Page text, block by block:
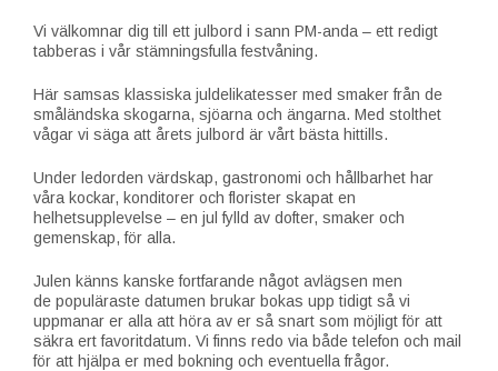
Vi välkomnar dig till ett julbord i sann PM-anda – ett redigt
tabberas i vår stämningsfulla festvåning.
Här samsas klassiska juldelikatesser med smaker från de
småländska skogarna, sjöarna och ängarna. Med stolthet
vågar vi säga att årets julbord är vårt bästa hittills.
Under ledorden värdskap, gastronomi och hållbarhet har
våra kockar, konditorer och florister skapat en
helhetsupplevelse – en jul fylld av dofter, smaker och
gemenskap, för alla.
Julen känns kanske fortfarande något avlägsen men
de populäraste datumen brukar bokas upp tidigt så vi
uppmanar er alla att höra av er så snart som möjligt för att
säkra ert favoritdatum. Vi finns redo via både telefon och mail
för att hjälpa er med bokning och eventuella frågor.